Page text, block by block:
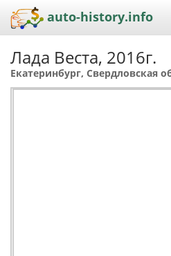
auto-history.info
Лада Веста, 2016г.
Екатеринбург, Свердловская